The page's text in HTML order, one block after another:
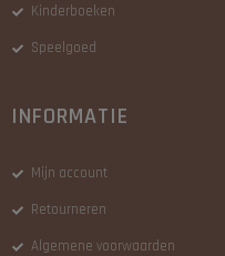
Kinderboeken
Speelgoed
INFORMATIE
Mijn account
Retourneren
Algemene voorwaarden